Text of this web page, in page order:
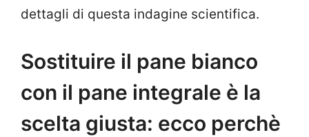
dettagli di questa indagine scientifica.
Sostituire il pane bianco
con il pane integrale è la
scelta giusta: ecco perchè